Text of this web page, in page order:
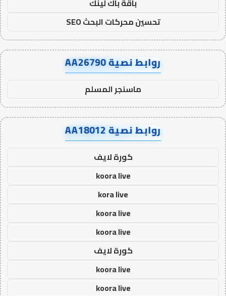
باقة باك لينك
تحسين محركات البحث SEO
روابط نصية AA26790
ماسنجر المسلم
روابط نصية AA18012
كورة لايف
koora live
kora live
koora live
koora live
كورة لايف
koora live
koora live